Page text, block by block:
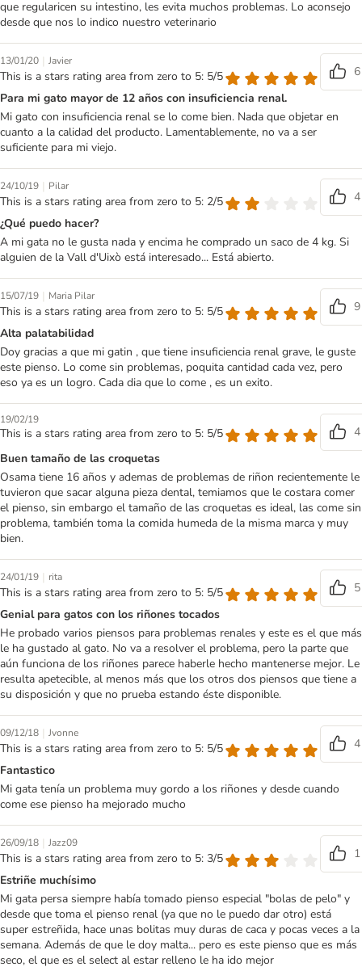
que regularicen su intestino, les evita muchos problemas. Lo aconsejo
desde que nos lo indico nuestro veterinario
13/01/20 | Javier
This is a stars rating area from zero to 5: 5/5
6
Para mi gato mayor de 12 años con insuficiencia renal.
Mi gato con insuficiencia renal se lo come bien. Nada que objetar en
cuanto a la calidad del producto. Lamentablemente, no va a ser
suficiente para mi viejo.
24/10/19 | Pilar
This is a stars rating area from zero to 5: 2/5
4
¿Qué puedo hacer?
A mi gata no le gusta nada y encima he comprado un saco de 4 kg. Si
alguien de la Vall d'Uixò está interesado... Está abierto.
15/07/19 | Maria Pilar
This is a stars rating area from zero to 5: 5/5
9
Alta palatabilidad
Doy gracias a que mi gatin , que tiene insuficiencia renal grave, le guste
este pienso. Lo come sin problemas, poquita cantidad cada vez, pero
eso ya es un logro. Cada dia que lo come , es un exito.
19/02/19
This is a stars rating area from zero to 5: 5/5
4
Buen tamaño de las croquetas
Osama tiene 16 años y ademas de problemas de riñon recientemente le
tuvieron que sacar alguna pieza dental, temiamos que le costara comer
el pienso, sin embargo el tamaño de las croquetas es ideal, las come sin
problema, también toma la comida humeda de la misma marca y muy
bien.
24/01/19 | rita
This is a stars rating area from zero to 5: 5/5
5
Genial para gatos con los riñones tocados
He probado varios piensos para problemas renales y este es el que más
le ha gustado al gato. No va a resolver el problema, pero la parte que
aún funciona de los riñones parece haberle hecho mantenerse mejor. Le
resulta apetecible, al menos más que los otros dos piensos que tiene a
su disposición y que no prueba estando éste disponible.
09/12/18 | Jvonne
This is a stars rating area from zero to 5: 5/5
4
Fantastico
Mi gata tenía un problema muy gordo a los riñones y desde cuando
come ese pienso ha mejorado mucho
26/09/18 | Jazz09
This is a stars rating area from zero to 5: 3/5
1
Estriñe muchísimo
Mi gata persa siempre había tomado pienso especial "bolas de pelo" y
desde que toma el pienso renal (ya que no le puedo dar otro) está
super estreñida, hace unas bolitas muy duras de caca y pocas veces a la
semana. Además de que le doy malta... pero es este pienso que es más
seco, el que es el select al estar relleno le ha ido mejor